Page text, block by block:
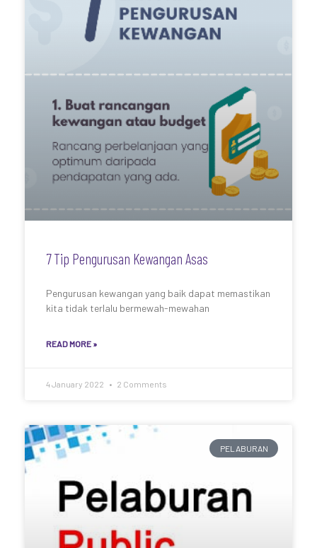
7 Tip Pengurusan Kewangan Asas
Pengurusan kewangan yang baik dapat memastikan
kita tidak terlalu bermewah-mewahan
READ MORE »
4 January 2022 2 Comments
PELABURAN